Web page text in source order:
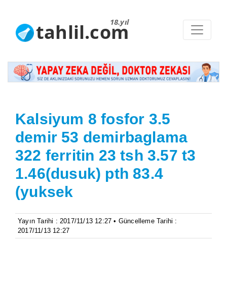
18.yıl
tahlil.com
Kalsiyum 8 fosfor 3.5
demir 53 demirbaglama
322 ferritin 23 tsh 3.57 t3
1.46(dusuk) pth 83.4
(yuksek
Yayın Tarihi : 2017/11/13 12:27 • Güncelleme Tarihi :
2017/11/13 12:27